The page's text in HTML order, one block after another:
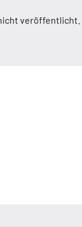
veröffentlicht.